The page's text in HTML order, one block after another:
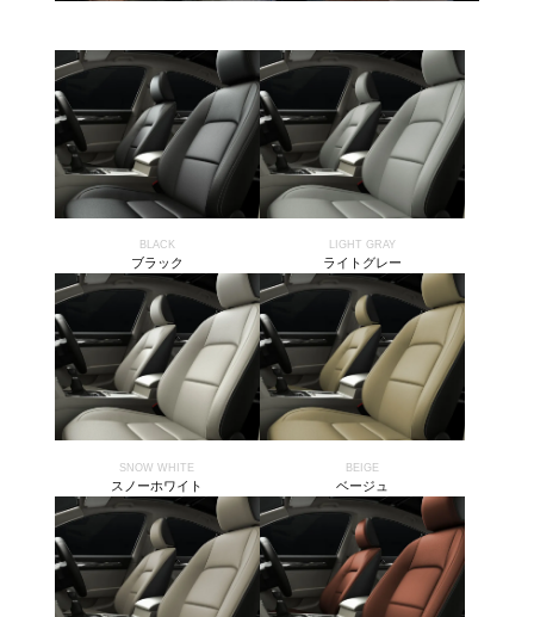
BLACK
ブラック
LIGHT GRAY
ライトグレー
SNOW WHITE
スノーホワイト
BEIGE
ベージュ